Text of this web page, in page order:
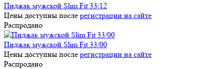
Пиджак мужской Slim Fit 33/12
Цены доступны после регистрации на сайте
Распродано
Пиджак мужской Slim Fit 33/00
Цены доступны после регистрации на сайте
Распродано